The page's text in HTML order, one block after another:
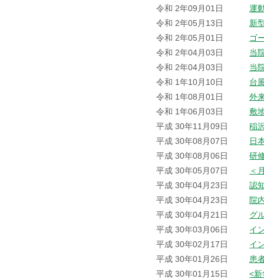
令和 2年09月01日
運
令和 2年05月13日
新
令和 2年05月01日
ゴ
令和 2年04月03日
当
令和 2年04月03日
当
令和 1年10月10日
台
令和 1年08月01日
外
令和 1年06月03日
敷
平成 30年11月09日
稲
平成 30年08月07日
日
平成 30年08月06日
研
平成 30年05月07日
＜
平成 30年04月23日
認
平成 30年04月23日
院
平成 30年04月21日
グ
平成 30年03月06日
イ
平成 30年02月17日
イ
平成 30年01月26日
患
平成 30年01月15日
<